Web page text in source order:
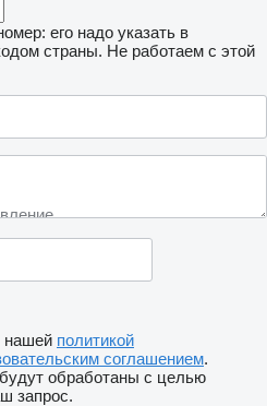
его надо указать в
страны. Не работаем с этой
нашей политикой
соглашением.
обработаны с целью
запрос.